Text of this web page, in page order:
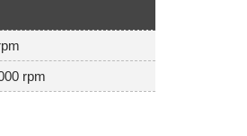
rpm